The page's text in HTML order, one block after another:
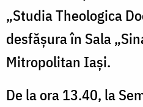
„Studia Theologica
desfășura în Sala
Mitropolitan Iaşi.
De la ora 13.40, la